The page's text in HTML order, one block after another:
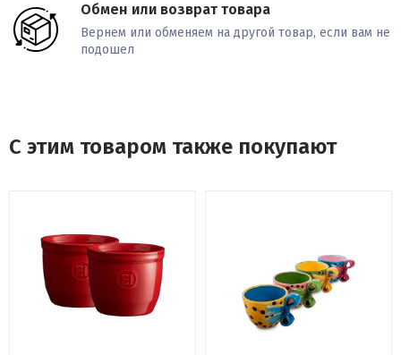
Обмен или возврат товара
Вернем или обменяем на другой товар, если вам не
подошел
С этим товаром также покупают